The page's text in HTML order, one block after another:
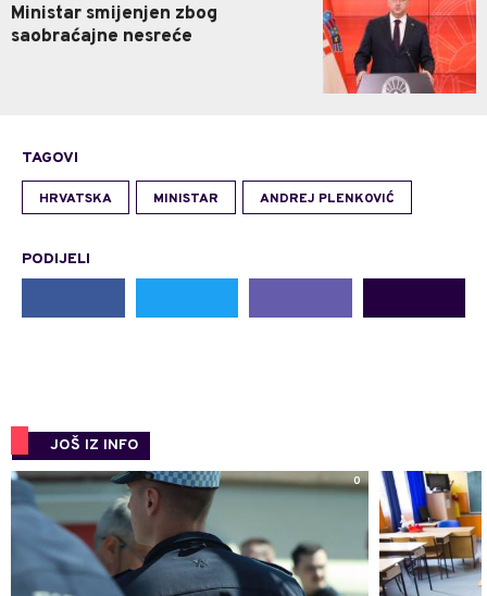
Ministar smijenjen zbog
saobraćajne nesreće
TAGOVI
HRVATSKA MINISTAR ANDREJ PLENKOVIĆ
PODIJELI
JOŠ IZ INFO
0